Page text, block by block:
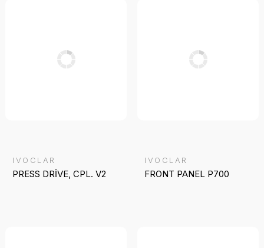
IVOCLAR
PRESS DRİVE, CPL. V2
IVOCLAR
FRONT PANEL P700